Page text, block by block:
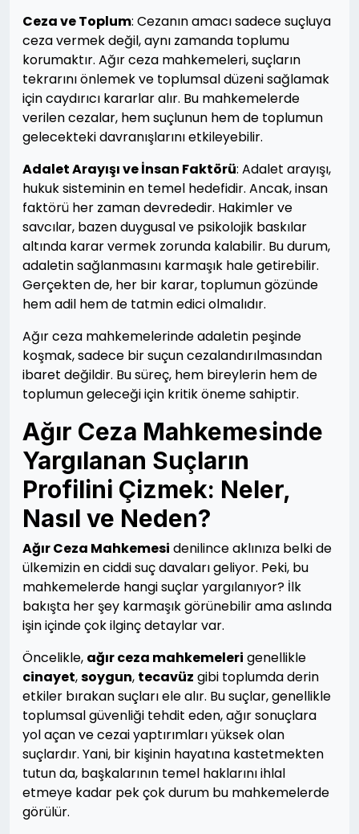
Ceza ve Toplum: Cezanın amacı sadece suçluya
ceza vermek değil, aynı zamanda toplumu
korumaktır. Ağır ceza mahkemeleri, suçların
tekrarını önlemek ve toplumsal düzeni sağlamak
için caydırıcı kararlar alır. Bu mahkemelerde
verilen cezalar, hem suçlunun hem de toplumun
gelecekteki davranışlarını etkileyebilir.
Adalet Arayışı ve İnsan Faktörü: Adalet arayışı,
hukuk sisteminin en temel hedefidir. Ancak, insan
faktörü her zaman devrededir. Hakimler ve
savcılar, bazen duygusal ve psikolojik baskılar
altında karar vermek zorunda kalabilir. Bu durum,
adaletin sağlanmasını karmaşık hale getirebilir.
Gerçekten de, her bir karar, toplumun gözünde
hem adil hem de tatmin edici olmalıdır.
Ağır ceza mahkemelerinde adaletin peşinde
koşmak, sadece bir suçun cezalandırılmasından
ibaret değildir. Bu süreç, hem bireylerin hem de
toplumun geleceği için kritik öneme sahiptir.
Ağır Ceza Mahkemesinde
Yargılanan Suçların
Profilini Çizmek: Neler,
Nasıl ve Neden?
Ağır Ceza Mahkemesi denilince aklınıza belki de
ülkemizin en ciddi suç davaları geliyor. Peki, bu
mahkemelerde hangi suçlar yargılanıyor? İlk
bakışta her şey karmaşık görünebilir ama aslında
işin içinde çok ilginç detaylar var.
Öncelikle, ağır ceza mahkemeleri genellikle
cinayet,soygun, tecavüz gibi toplumda derin
etkiler bırakan suçları ele alır. Bu suçlar, genellikle
toplumsal güvenliği tehdit eden, ağır sonuçlara
yol açan ve cezai yaptırımları yüksek olan
suçlardır. Yani, bir kişinin hayatına kastetmekten
tutun da, başkalarının temel haklarını ihlal
etmeye kadar pek çok durum bu mahkemelerde
görülür.